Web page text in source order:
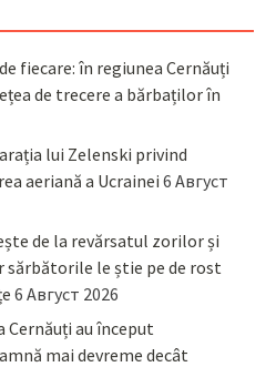
fiecare: în regiunea Cernăuți
de trecere a bărbaților în
lui Zelenski privind
aeriană a Ucrainei 6 Август
de la revărsatul zorilor și
sărbătorile le știe pe de rost
6 Август 2026
au început
mai devreme decât